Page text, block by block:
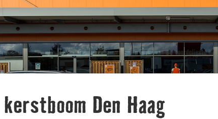
Den Haag